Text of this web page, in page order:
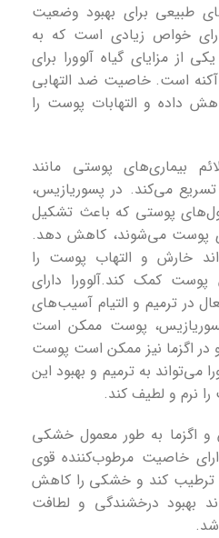
طبیعی برای بهبود وضعیت
خواص زیادی است که به
مزایای گیاه آلوورا برای
است. خاصیت ضد التهابی
داده و التهابات پوست را
بیماری‌های پوستی مانند
تسریع می‌کند. در پسوریازیس،
پوستی که باعث تشکیل
پوست می‌شوند، کاهش دهد.
خارش و التهاب پوست را
کمک کند.آلوورا دارای
در ترمیم و التیام آسیب‌های
پوست ممکن است
اگزما نیز ممکن است پوست
به ترمیم و بهبود این
نرم و لطیف کند.
و اگزما به طور معمول خشکی
خاصیت مرطوب‌کننده قوی
ترطیب کند و خشکی را کاهش
بهبود درخشندگی و لطافت